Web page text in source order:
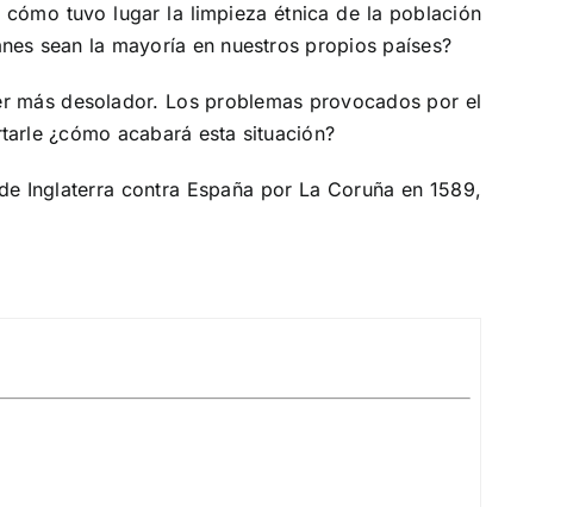
tuvo lugar la limpieza étnica de la población
sean la mayoría en nuestros propios países?
más desolador. Los problemas provocados por el
¿cómo acabará esta situación?
Inglaterra contra España por La Coruña en 1589,